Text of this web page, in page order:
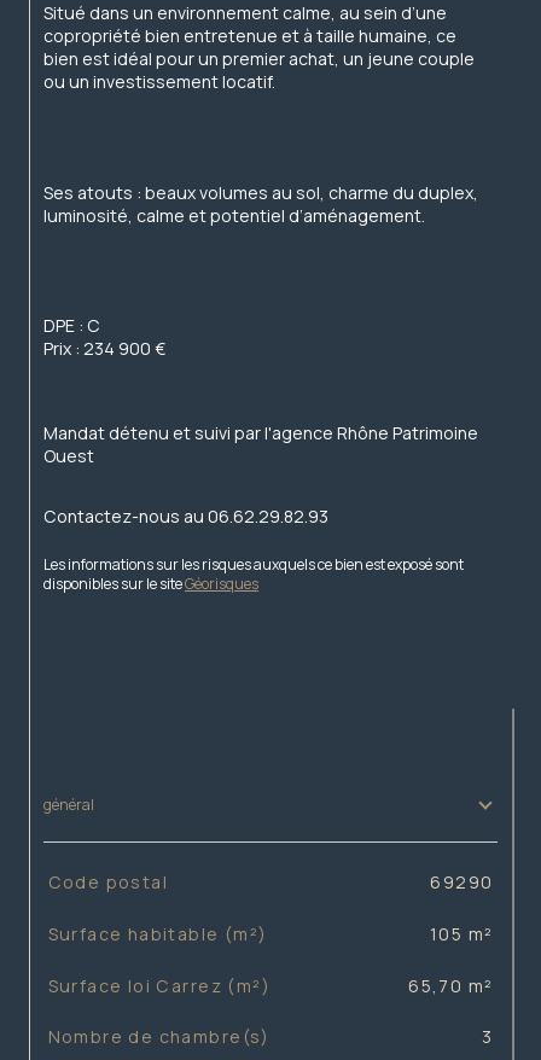
Situé dans un environnement calme, au sein d’une
copropriété bien entretenue et à taille humaine, ce
bien est idéal pour un premier achat, un jeune couple
ou un investissement locatif.
Ses atouts : beaux volumes au sol, charme du duplex,
luminosité, calme et potentiel d’aménagement.
DPE : C
Prix : 234 900 €
Mandat détenu et suivi par l'agence Rhône Patrimoine
Ouest
Contactez-nous au 06.62.29.82.93
Les informations sur les risques auxquels ce bien est exposé sont
disponibles sur le site Géorisques
général
TRAD_SIROCCO_Caracteristique
Code postal 69290
Surface habitable (m²) 105 m²
Surface loi Carrez (m²) 65,70 m²
Nombre de chambre(s) 3